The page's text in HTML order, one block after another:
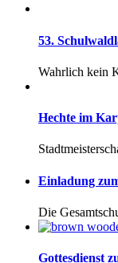
53.
Wahrlich kein
Hechte im
Einladung
Die
Gottesdienst